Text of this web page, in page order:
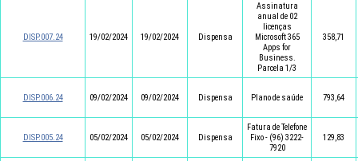
DISP.007.24 19/02/2024 19/02/2024 Dispensa
Assinatura
anual de 02
licenças
Microsoft 365
Apps for
Business.
Parcela 1/3
358,71
DISP.006.24 09/02/2024 09/02/2024 Dispensa Plano de saúde 793,64
DISP.005.24 05/02/2024 05/02/2024 Dispensa
Fatura de Telefone
Fixo - (96) 3222-
7920
129,83